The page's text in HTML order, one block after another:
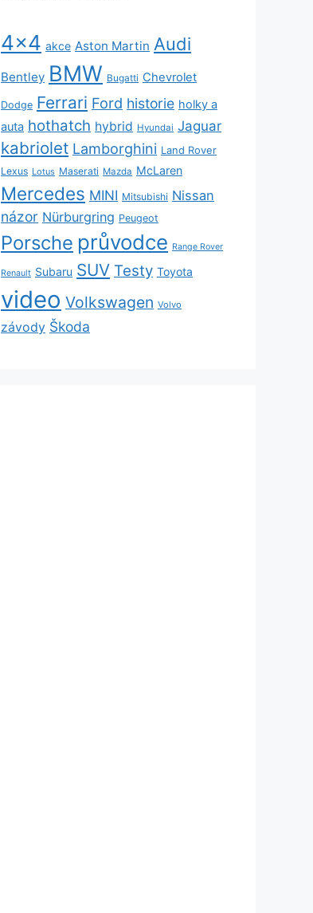
4x4 akce Aston Martin Audi
Bentley BMW Bugatti Chevrolet
Dodge Ferrari Ford historie holky a
auta hothatch hybrid Hyundai Jaguar
kabriolet Lamborghini Land Rover
Lexus Lotus Maserati Mazda McLaren
Mercedes MINI Mitsubishi Nissan
názor Nürburgring Peugeot
Porsche průvodce Range Rover
Renault Subaru SUV Testy Toyota
video Volkswagen Volvo
závody Škoda